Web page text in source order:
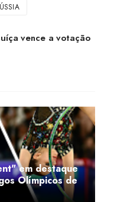
vence a votação
em destaque
Olímpicos de